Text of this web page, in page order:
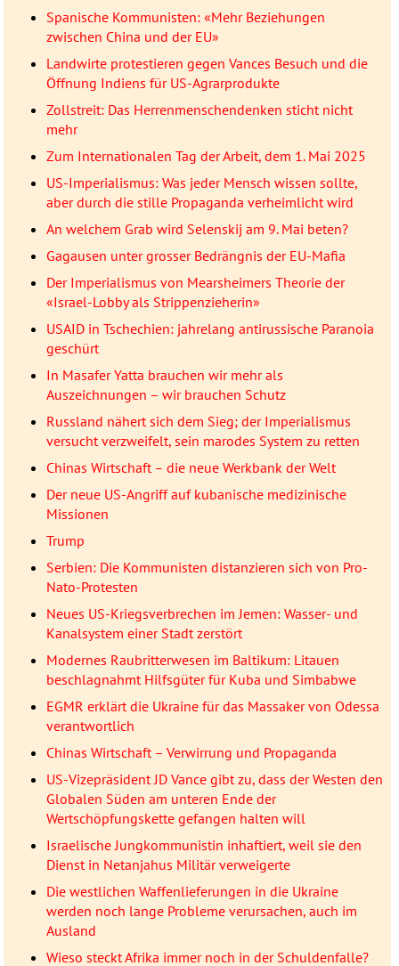
Spanische Kommunisten: «Mehr Beziehungen
zwischen China und der EU»
Landwirte protestieren gegen Vances Besuch und die
Öffnung Indiens für US-Agrarprodukte
Zollstreit: Das Herrenmenschendenken sticht nicht
mehr
Zum Internationalen Tag der Arbeit, dem 1. Mai 2025
US-Imperialismus: Was jeder Mensch wissen sollte,
aber durch die stille Propaganda verheimlicht wird
An welchem Grab wird Selenskij am 9. Mai beten?
Gagausen unter grosser Bedrängnis der EU-Mafia
Der Imperialismus von Mearsheimers Theorie der
«Israel-Lobby als Strippenzieherin»
USAID in Tschechien: jahrelang antirussische Paranoia
geschürt
In Masafer Yatta brauchen wir mehr als
Auszeichnungen – wir brauchen Schutz
Russland nähert sich dem Sieg; der Imperialismus
versucht verzweifelt, sein marodes System zu retten
Chinas Wirtschaft – die neue Werkbank der Welt
Der neue US-Angriff auf kubanische medizinische
Missionen
Trump
Serbien: Die Kommunisten distanzieren sich von Pro-
Nato-Protesten
Neues US-Kriegsverbrechen im Jemen: Wasser- und
Kanalsystem einer Stadt zerstört
Modernes Raubritterwesen im Baltikum: Litauen
beschlagnahmt Hilfsgüter für Kuba und Simbabwe
EGMR erklärt die Ukraine für das Massaker von Odessa
verantwortlich
Chinas Wirtschaft – Verwirrung und Propaganda
US-Vizepräsident JD Vance gibt zu, dass der Westen den
Globalen Süden am unteren Ende der
Wertschöpfungskette gefangen halten will
Israelische Jungkommunistin inhaftiert, weil sie den
Dienst in Netanjahus Militär verweigerte
Die westlichen Waffenlieferungen in die Ukraine
werden noch lange Probleme verursachen, auch im
Ausland
Wieso steckt Afrika immer noch in der Schuldenfalle?